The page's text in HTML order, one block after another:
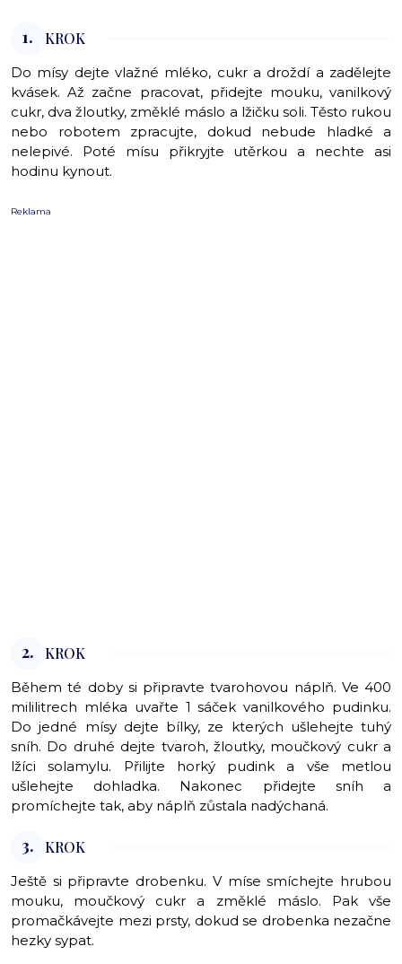
1. KROK
Do mísy dejte vlažné mléko, cukr a droždí a zadělejte
kvásek. Až začne pracovat, přidejte mouku, vanilkový
cukr, dva žloutky, změklé máslo a lžičku soli. Těsto rukou
nebo robotem zpracujte, dokud nebude hladké a
nelepivé. Poté mísu přikryjte utěrkou a nechte asi
hodinu kynout.
Reklama
2. KROK
Během té doby si připravte tvarohovou náplň. Ve 400
mililitrech mléka uvařte 1 sáček vanilkového pudinku.
Do jedné mísy dejte bílky, ze kterých ušlehejte tuhý
sníh. Do druhé dejte tvaroh, žloutky, moučkový cukr a
lžíci solamylu. Přilijte horký pudink a vše metlou
ušlehejte dohladka. Nakonec přidejte sníh a
promíchejte tak, aby náplň zůstala nadýchaná.
3. KROK
Ještě si připravte drobenku. V míse smíchejte hrubou
mouku, moučkový cukr a změklé máslo. Pak vše
promačkávejte mezi prsty, dokud se drobenka nezačne
hezky sypat.